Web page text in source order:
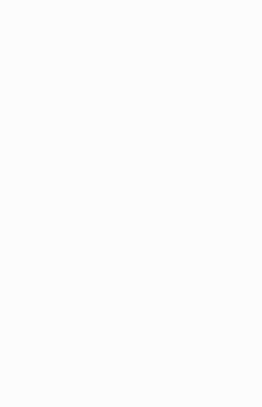
та комфорт нашого
миті